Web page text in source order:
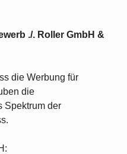
./. Roller GmbH &
die Werbung für
die
Spektrum der